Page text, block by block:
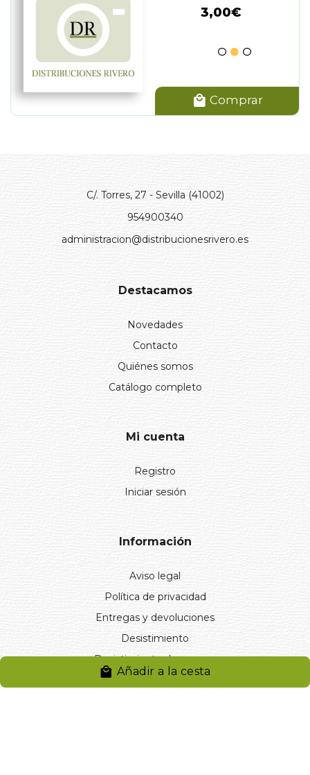
Añadir a la cesta
3,00€
Comprar
C/. Torres, 27 - Sevilla (41002)
954900340
administracion@distribucionesrivero.es
Destacamos
Novedades
Contacto
Quiénes somos
Catálogo completo
Mi cuenta
Registro
Iniciar sesión
Información
Aviso legal
Política de privacidad
Entregas y devoluciones
Desistimiento
Desistimiento de compra